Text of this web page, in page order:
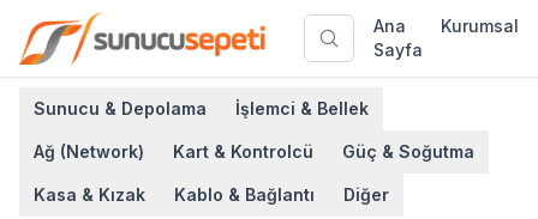
Ana
Sayfa
Kurumsal
Sunucu & Depolama İşlemci & Bellek
Ağ (Network) Kart & Kontrolcü Güç & Soğutma
Kasa & Kızak Kablo & Bağlantı Diğer